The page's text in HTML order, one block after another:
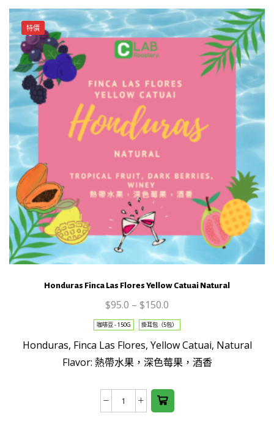
multiple
variants.
The
options
be
chosen
the
product
特價
Honduras Finca Las Flores Yellow Catuai Natural
$95.0 – $150.0
咖啡豆 - 150G 掛耳包（5包）
Honduras, Finca Las Flores, Yellow Catuai, Natural
Flavor: 熱帶水果，深色莓果，酒香
Honduras
This
product
has
multiple
The
options